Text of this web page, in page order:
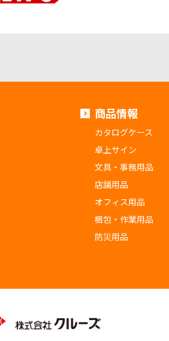
商品情報
カタログケース
卓上サイン
文具・事務用品
店舗用品
オフィス用品
梱包・作業用品
防災用品